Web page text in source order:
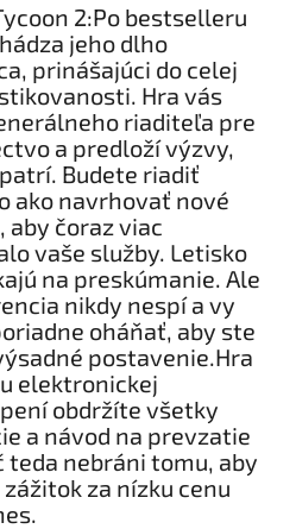
2:Po bestselleru
jeho dlho
prinášajúci do celej
Hra vás
riaditeľa pre
a predloží výzvy,
Budete riadiť
ako navrhovať nové
aby čoraz viac
vaše služby. Letisko
na preskúmanie. Ale
nikdy nespí a vy
oháňať, aby ste
postavenie.Hra
elektronickej
obdržíte všetky
a návod na prevzatie
nebráni tomu, aby
za nízku cenu